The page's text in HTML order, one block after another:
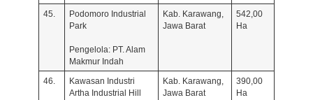
45.
Podomoro Industrial
Park
Pengelola: PT. Alam
Makmur Indah
Kab. Karawang,
Jawa Barat
542,00
Ha
46.
Kawasan Industri
Artha Industrial Hill
Kab. Karawang,
Jawa Barat
390,00
Ha